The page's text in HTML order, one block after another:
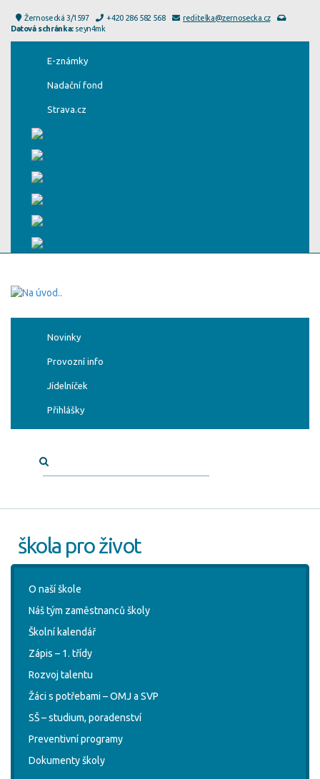
Žernosecká 3/1597 +420 286 582 568
reditelka@zernosecka.cz
Datová schránka:seyn4mk
E-známky
Nadační fond
Strava.cz
Novinky
Provozní info
Jídelníček
Přihlášky
škola pro život
O naší škole
Náš tým zaměstnanců školy
Školní kalendář
Zápis – 1. třídy
Rozvoj talentu
Žáci s potřebami – OMJ a SVP
SŠ – studium, poradenství
Preventivní programy
Dokumenty školy